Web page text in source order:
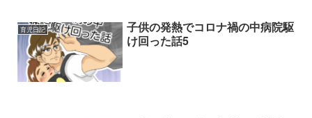
育児日記
子供の発熱でコロナ禍の中病院駆
け回った話5